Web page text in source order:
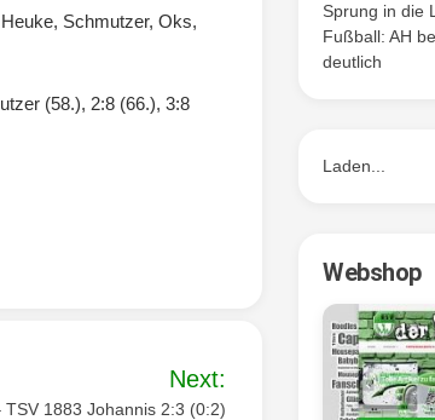
Schmutzer, Oks,
(58.), 2:8 (66.), 3:8
Next:
1883 Johannis 2:3 (0:2)
Sprung in die
Fußball: AH
deutlich
Laden...
Webshop